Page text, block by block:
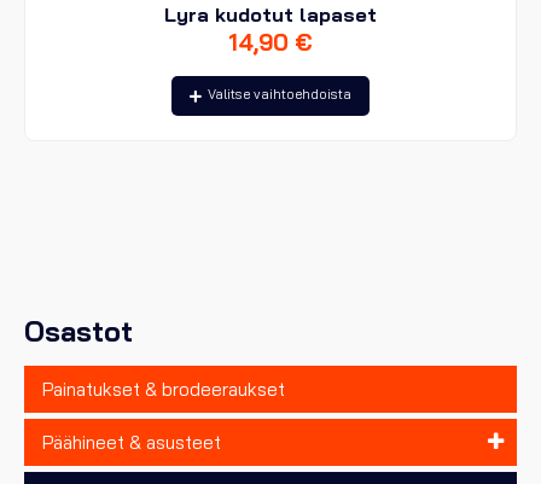
Osastot
Painatukset & brodeeraukset
Päähineet & asusteet
Lyra kudotut lapaset
14,90 €
Valitse vaihtoehdoista
Tällä
tuotteella